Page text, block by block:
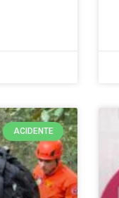
ACIDENTE